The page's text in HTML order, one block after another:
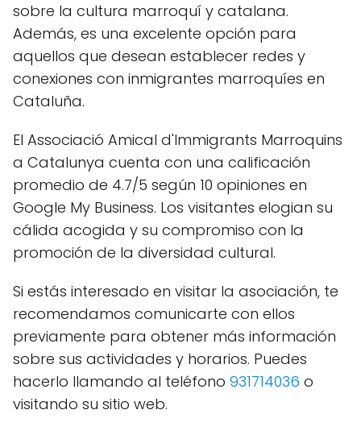
sobre la cultura marroquí y catalana.
Además, es una excelente opción para
aquellos que desean establecer redes y
conexiones con inmigrantes marroquíes en
Cataluña.
El Associació Amical d'Immigrants Marroquins
a Catalunya cuenta con una calificación
promedio de 4.7/5 según 10 opiniones en
Google My Business. Los visitantes elogian su
cálida acogida y su compromiso con la
promoción de la diversidad cultural.
Si estás interesado en visitar la asociación, te
recomendamos comunicarte con ellos
previamente para obtener más información
sobre sus actividades y horarios. Puedes
hacerlo llamando al teléfono 931714036 o
visitando su sitio web.